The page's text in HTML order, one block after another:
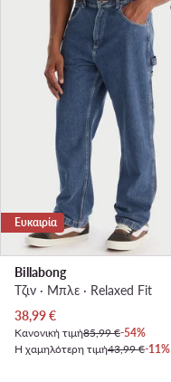
Ευκαιρία
Billabong
Τζιν · Μπλε · Relaxed Fit
Τρέχουσα τιμή
38,99€
Κανονική τιμή85,99 €-54%
Η χαμηλότερη τιμή43,99 €-11%